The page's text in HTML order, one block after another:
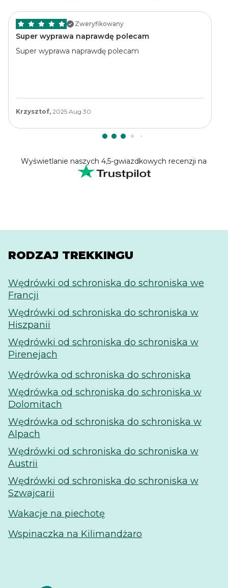
Zweryfikowany
Super wyprawa naprawdę polecam
Super wyprawa naprawdę polecam
Krzysztof, 2025 Aug 30
Wyświetlanie naszych 4,5-gwiazdkowych recenzji na
RODZAJ TREKKINGU
Wędrówki od schroniska do schroniska we
Francji
Wędrówki od schroniska do schroniska w
Hiszpanii
Wędrówki od schroniska do schroniska w
Pirenejach
Wędrówka od schroniska do schroniska
Wędrówka od schroniska do schroniska w
Dolomitach
Wędrówka od schroniska do schroniska w
Alpach
Wędrówki od schroniska do schroniska w
Austrii
Wędrówki od schroniska do schroniska w
Szwajcarii
Wakacje na piechotę
Wspinaczka na Kilimandżaro